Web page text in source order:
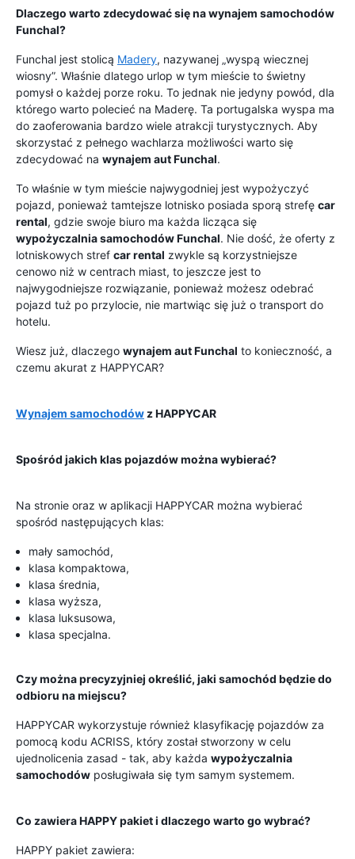
Dlaczego warto zdecydować się na wynajem samochodów
Funchal?
Funchal jest stolicą Madery, nazywanej „wyspą wiecznej
wiosny”. Właśnie dlatego urlop w tym mieście to świetny
pomysł o każdej porze roku. To jednak nie jedyny powód, dla
którego warto polecieć na Maderę. Ta portugalska wyspa ma
do zaoferowania bardzo wiele atrakcji turystycznych. Aby
skorzystać z pełnego wachlarza możliwości warto się
zdecydować na wynajem aut Funchal.
To właśnie w tym mieście najwygodniej jest wypożyczyć
pojazd, ponieważ tamtejsze lotnisko posiada sporą strefę car
rental, gdzie swoje biuro ma każda licząca się
wypożyczalnia samochodów Funchal. Nie dość, że oferty z
lotniskowych stref car rental zwykle są korzystniejsze
cenowo niż w centrach miast, to jeszcze jest to
najwygodniejsze rozwiązanie, ponieważ możesz odebrać
pojazd tuż po przylocie, nie martwiąc się już o transport do
hotelu.
Wiesz już, dlaczego wynajem aut Funchal to konieczność, a
czemu akurat z HAPPYCAR?
Wynajem samochodówz HAPPYCAR
Spośród jakich klas pojazdów można wybierać?
Na stronie oraz w aplikacji HAPPYCAR można wybierać
spośród następujących klas:
mały samochód,
klasa kompaktowa,
klasa średnia,
klasa wyższa,
klasa luksusowa,
klasa specjalna.
Czy można precyzyjniej określić, jaki samochód będzie do
odbioru na miejscu?
HAPPYCAR wykorzystuje również klasyfikację pojazdów za
pomocą kodu ACRISS, który został stworzony w celu
ujednolicenia zasad - tak, aby każda wypożyczalnia
samochodów posługiwała się tym samym systemem.
Co zawiera HAPPY pakiet i dlaczego warto go wybrać?
HAPPY pakiet zawiera: